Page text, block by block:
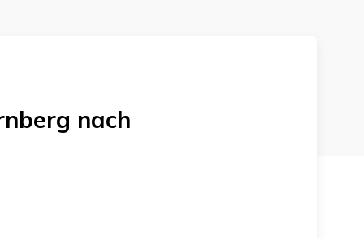
nach